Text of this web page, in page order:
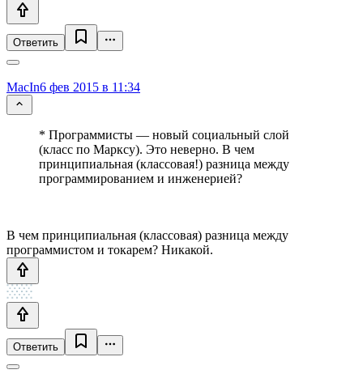
Ответить
MacIn6 фев 2015 в 11:34
* Программисты — новый социальный слой
(класс по Марксу). Это неверно. В чем
принципиальная (классовая!) разница между
программированием и инженерией?
В чем принципиальная (классовая) разница между
программистом и токарем? Никакой.
Ответить